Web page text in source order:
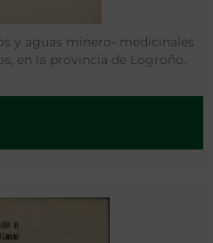
y aguas minero- medicinales
en la provincia de Logroño.